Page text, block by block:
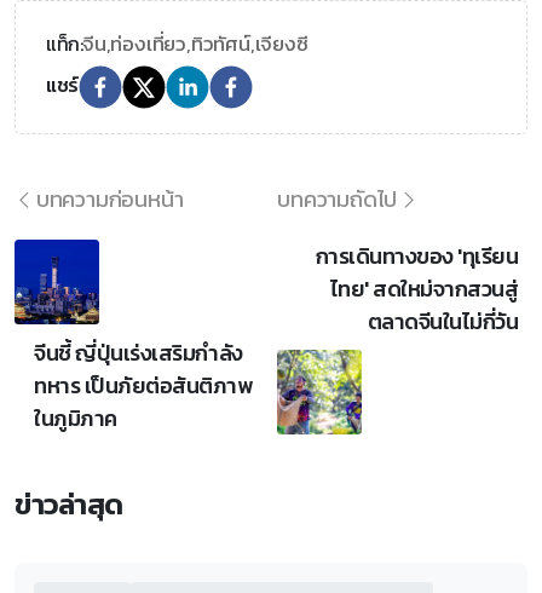
แท็ก:จีน,ท่องเที่ยว,ทิวทัศน์,เจียงซี
แชร์
บทความก่อนหน้า
จีนชี้ ญี่ปุ่นเร่งเสริมกำลัง
ทหาร เป็นภัยต่อสันติภาพ
ในภูมิภาค
บทความถัดไป
การเดินทางของ 'ทุเรียน
ไทย' สดใหม่จากสวนสู่
ตลาดจีนในไม่กี่วัน
ข่าวล่าสุด